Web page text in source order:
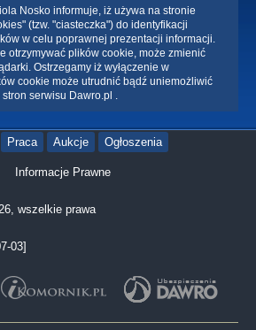
Nosko informuje, iż używa na stronie
(tzw. "ciasteczka") do identyfikacji
w celu poprawnej prezentacji informacji.
otrzymywać plików cookie, może zmienić
Ostrzegamy iż wyłączenie w
cookie może utrudnić bądź uniemożliwić
serwisu Dawro.pl .
Praca Aukcje Ogłoszenia
Informacje Prawne
wszelkie prawa
03]